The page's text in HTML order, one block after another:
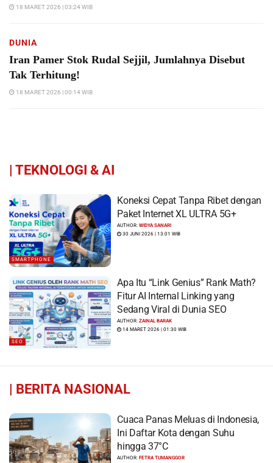
18 MARET 2026 | 03:24 WIB
DUNIA
Iran Pamer Stok Rudal Sejjil, Jumlahnya Disebut
Tak Terhitung!
18 MARET 2026 | 00:14 WIB
| TEKNOLOGI & AI
SMARTPHONE
Koneksi Cepat Tanpa Ribet dengan
Paket Internet XL ULTRA 5G+
AUTHOR:WIDYA SANARI
30 JUNI 2026 | 13:01 WIB
SEO
Apa Itu “Link Genius” Rank Math?
Fitur AI Internal Linking yang
Sedang Viral di Dunia SEO
AUTHOR:ZAINAL BARAK
14 MARET 2026 | 01:30 WIB
| BERITA NASIONAL
Cuaca Panas Meluas di Indonesia,
Ini Daftar Kota dengan Suhu
hingga 37°C
AUTHOR:FETRA TUMANGGOR